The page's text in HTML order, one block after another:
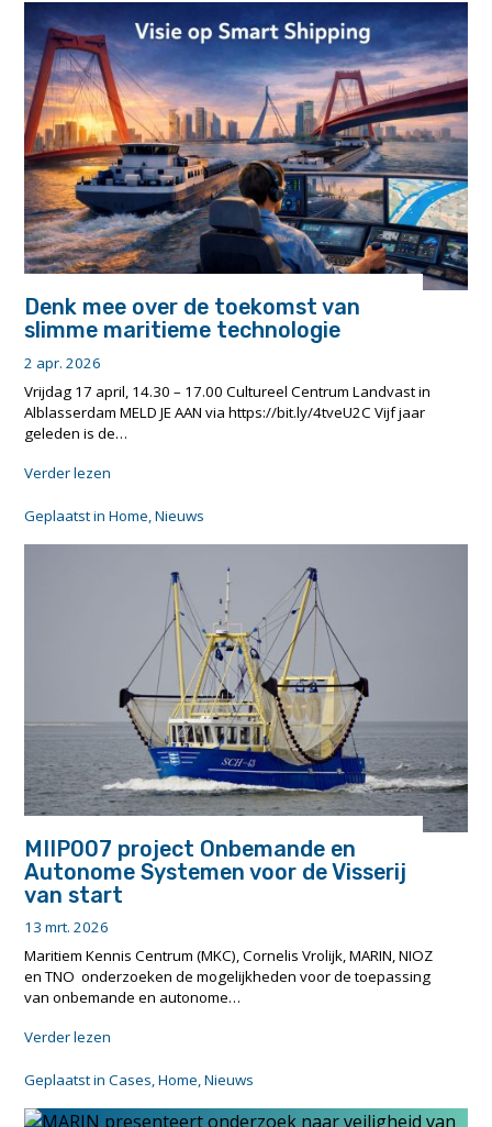
Denk mee over de toekomst van
slimme maritieme technologie
2 apr. 2026
Vrijdag 17 april, 14.30 – 17.00 Cultureel Centrum Landvast in
Alblasserdam MELD JE AAN via https://bit.ly/4tveU2C Vijf jaar
geleden is de…
Verder lezen
over
toekomst
maritieme
technologie"
Geplaatst inHome,Nieuws
MIIP007 project Onbemande en
Autonome Systemen voor de Visserij
van start
13 mrt. 2026
Maritiem Kennis Centrum (MKC), Cornelis Vrolijk, MARIN, NIOZ
en TNO onderzoeken de mogelijkheden voor de toepassing
van onbemande en autonome…
Verder lezen
Onbemande
Autonome
Geplaatst inCases,Home,Nieuws